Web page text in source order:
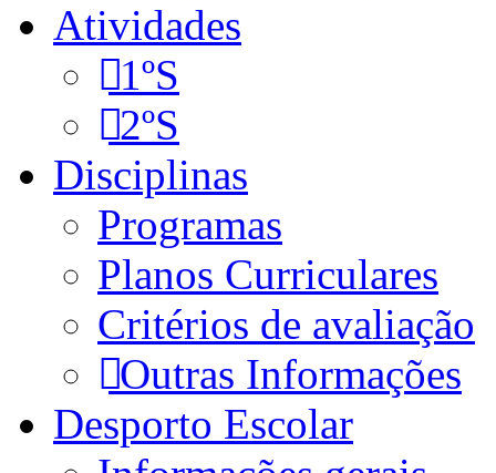
Atividades
1ºS
2ºS
Disciplinas
Programas
Planos Curriculares
Critérios de avaliação
Outras Informações
Desporto Escolar